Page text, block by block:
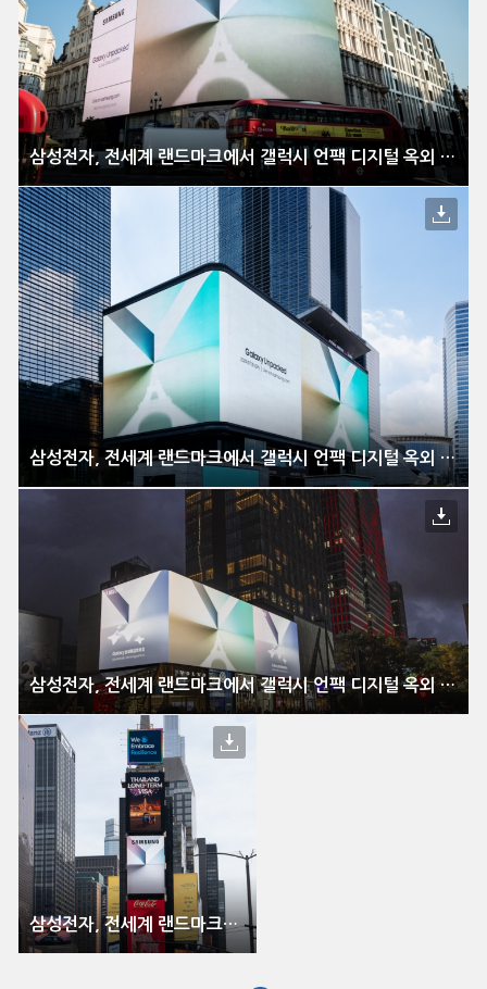
삼성전자, 전세계 랜드마크에서 갤럭시 언팩 디지털 옥외 광고 선보여
삼성전자, 전세계 랜드마크에서 갤럭시 언팩 디지털 옥외 광고 선보여
삼성전자, 전세계 랜드마크에서 갤럭시 언팩 디지털 옥외 광고 선보여
삼성전자, 전세계 랜드마크에서 갤럭시 언팩 디지털 옥외 광고 선보여